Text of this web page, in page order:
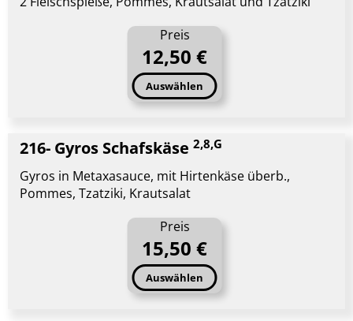
Preis
12,50 €
Auswählen
216- Gyros Schafskäse 2,8,G
Gyros in Metaxasauce, mit Hirtenkäse überb.,
Pommes, Tzatziki, Krautsalat
Preis
15,50 €
Auswählen